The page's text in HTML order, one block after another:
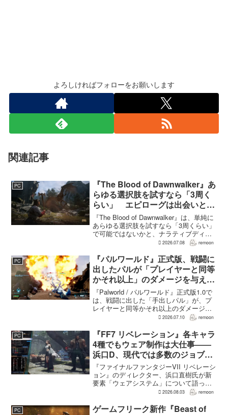
よろしければフォローをお願いします
関連記事
PC
『The Blood of Dawnwalker』あ
らゆる選択肢を試すなら「3周く
らい」 エピローグは出会いと選
択で変化
『The Blood of Dawnwalker』は、単純に
あらゆる選択肢を試すなら「3周くらい」
で可能ではないかと、ナラティブディレ
クターのJakub Szamałek氏がファミ
はエンディングへ収束...
2026.07.08 remoon
PC
『パルワールド』正式版、戦闘に
出したパルが「プレイヤーと同等
かそれ以上」のダメージを与えら
れるように
『Palworld / パルワールド』正式版1.0で
は、戦闘に出した「手出しパル」が、プ
レイヤーと同等かそれ以上のダメージを
敵に与えられるようになった。ほぼすべ
挙動、クールダウン時間、使いやすさが
見直され...
2026.07.10 remoon
PC
『FF7 リベレーション』各キャラ
4種でもウェア制作は大仕事――
浜口D、現代では多数のジョブを
1作に盛り込むのは極めて困難と
説明
『ファイナルファンタジーVII リベレーシ
ョン』のディレクター、浜口直樹氏が新
要素「ウェアシステム」について語っ
た。本作では8人のパーティキャラクター
が、キャラクター数が多いため、作業量
2026.08.03 remoon
PC
ゲームフリーク新作『Beast of